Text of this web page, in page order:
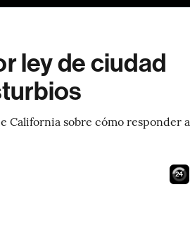
ley de ciudad
California sobre cómo responder a
23